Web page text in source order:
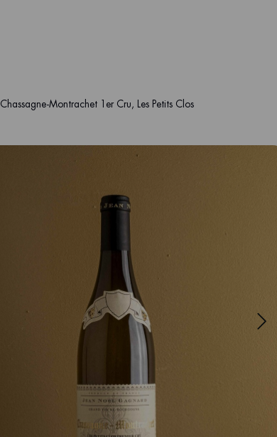
Chassagne-Montrachet 1er Cru, Les Petits Clos